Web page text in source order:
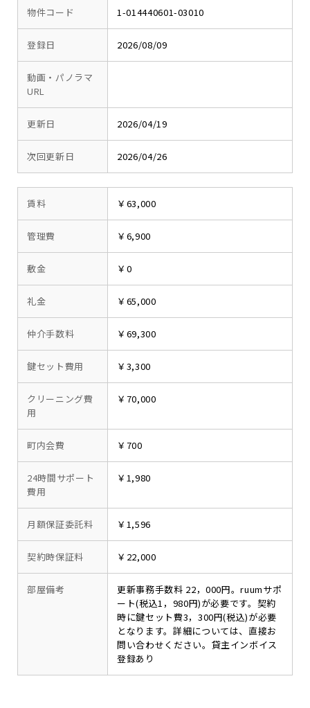
物件コード 1-014440601-03010
登録日 2026/08/09
動画・パノラマ
URL
更新日 2026/04/19
次回更新日 2026/04/26
賃料 ￥63,000
管理費 ￥6,900
敷金 ￥0
礼金 ￥65,000
仲介手数料 ￥69,300
鍵セット費用 ￥3,300
クリーニング費
用
￥70,000
町内会費 ￥700
24時間サポート
費用
￥1,980
月額保証委託料 ￥1,596
契約時保証料 ￥22,000
部屋備考
更新事務手数料 22，000円。ruumサポ
ート(税込1，980円)が必要です。契約
時に鍵セット費3，300円(税込)が必要
となります。詳細については、直接お
問い合わせください。貸主インボイス
登録あり